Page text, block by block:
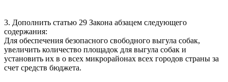
3. Дополнить статью 29 Закона абзацем следующего
содержания:
Для обеспечения безопасного свободного выгула собак,
увеличить количество площадок для выгула собак и
установить их в о всех микрорайонах всех городов страны за
счет средств бюджета.